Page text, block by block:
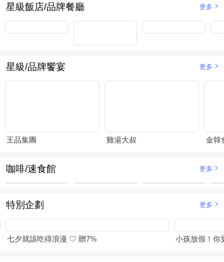
星級飯店/品牌餐廳 更多
星級/品牌饗宴 更多
王品集團 雞湯大叔 金韓
咖啡/速食館 更多
特別企劃 更多
七夕就該吃得浪漫 ♡ 贈7% 小孩放假！你